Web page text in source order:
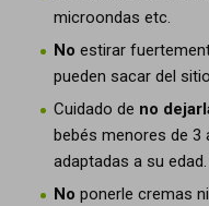
microondas etc.
No estirar
pueden sacar del
Cuidado de no
bebés menores de 3
adaptadas a su edad.
No ponerle cremas